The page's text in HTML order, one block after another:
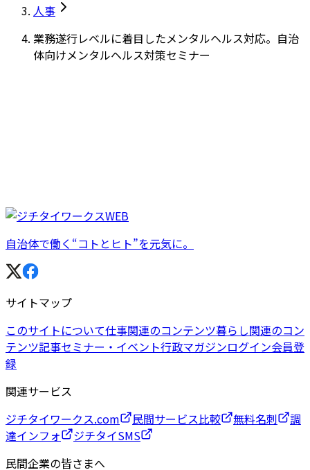
人事
業務遂行レベルに着目したメンタルヘルス対応。自治
体向けメンタルヘルス対策セミナー
自治体で働く“コトとヒト”を元気に。
サイトマップ
このサイトについて仕事関連のコンテンツ暮らし関連のコン
テンツ記事セミナー・イベント行政マガジンログイン会員登
録
関連サービス
ジチタイワークス.com
民間サービス比較 無料名刺
調
達インフォ
ジチタイSMS
民間企業の皆さまへ